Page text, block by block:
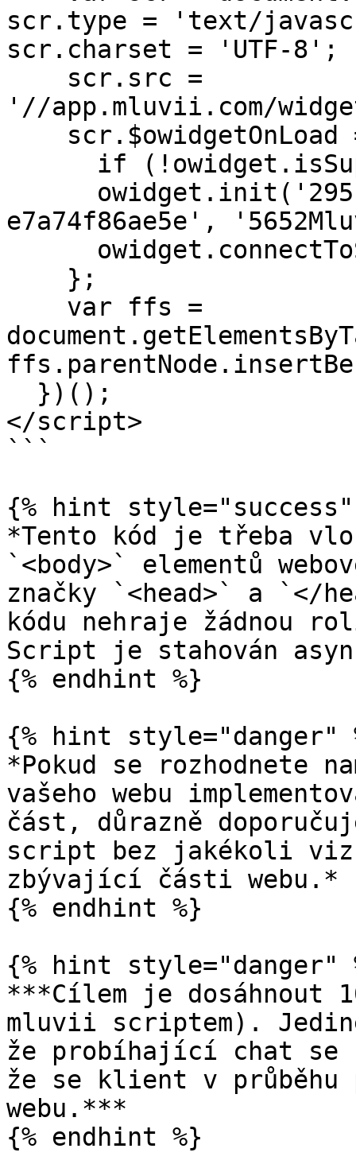
scr.type = 'text/
scr.charset = 'UTF-8';
'//app.mluvii.com/
e7a74f86ae5e',
</script>
```
{% hint style="success"
*Tento kód je třeba
`<body>` elementů
značky `<head>` a `</
kódu nehraje žádnou
Script je stahován
{% endhint %}
{% hint style="danger"
*Pokud se rozhodnete
vašeho webu
část, důrazně
script bez jakékoli
zbývající části webu.*
{% endhint %}
{% hint style="danger"
***Cílem je dosáhnout
mluvii scriptem).
že probíhající chat se
že se klient v průběhu
webu.***